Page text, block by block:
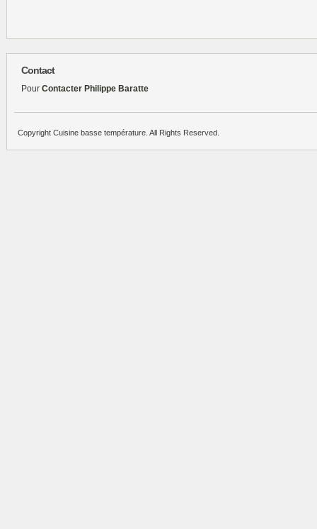
Contact
Pour Contacter Philippe Baratte
Copyright Cuisine basse température. All Rights Reserved.